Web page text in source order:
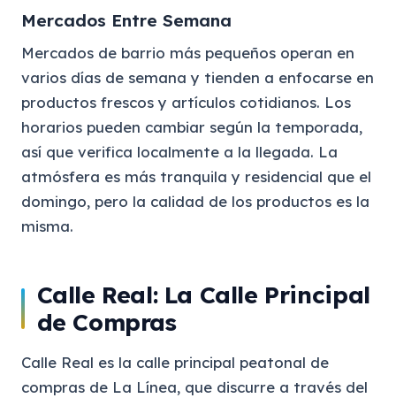
Mercados Entre Semana
Mercados de barrio más pequeños operan en
varios días de semana y tienden a enfocarse en
productos frescos y artículos cotidianos. Los
horarios pueden cambiar según la temporada,
así que verifica localmente a la llegada. La
atmósfera es más tranquila y residencial que el
domingo, pero la calidad de los productos es la
misma.
Calle Real: La Calle Principal
de Compras
Calle Real es la calle principal peatonal de
compras de La Línea, que discurre a través del